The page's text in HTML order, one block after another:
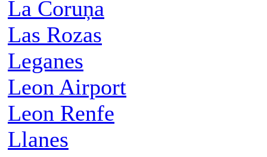
La Coruņa
Las Rozas
Leganes
Leon Airport
Leon Renfe
Llanes